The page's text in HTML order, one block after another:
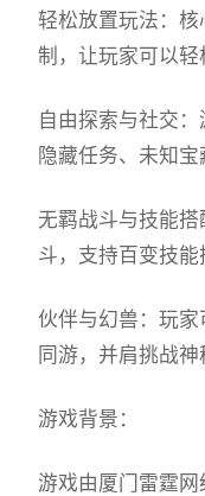
轻松放置玩法：核
制，让玩家可以轻
自由探索与社交
隐藏任务、未知宝
无羁战斗与技能
斗，支持百变技能
伙伴与幻兽：玩
同游，并肩挑战神
游戏背景：
游戏由厦门雷霆